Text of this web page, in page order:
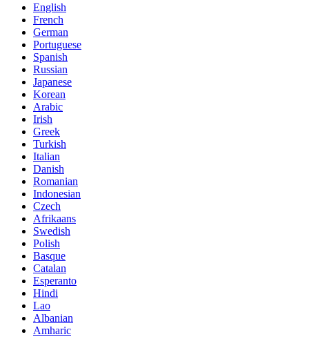
English
French
German
Portuguese
Spanish
Russian
Japanese
Korean
Arabic
Irish
Greek
Turkish
Italian
Danish
Romanian
Indonesian
Czech
Afrikaans
Swedish
Polish
Basque
Catalan
Esperanto
Hindi
Lao
Albanian
Amharic